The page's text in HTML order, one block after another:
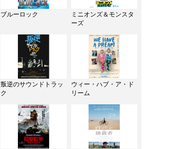
ブルーロック
ミニオンズ＆モンスタ
ーズ
叛逆のサウンドトラッ
ク
ウィー・ハブ・ア・ド
リーム